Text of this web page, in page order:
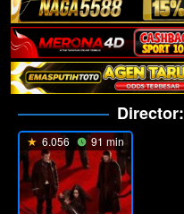
Director:
6.056 91 min